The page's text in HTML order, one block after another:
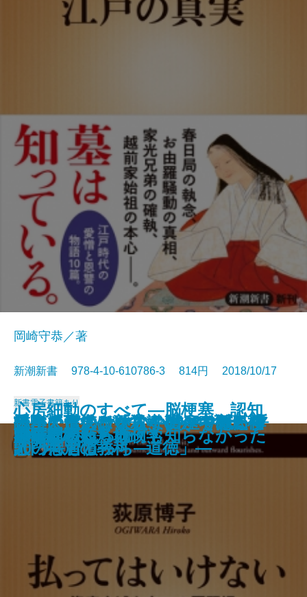
国家と教養
「あの世」と「この世」のあいだ
―たましいのふるさとを探して―
心房細動のすべて―脳梗塞、認知
症、心不全を招かないための12章
―
決定版 日中戦争
指導者の条件
眠れぬ夜のために―1967-2018
五百余の言葉―
イスラエルがすごい―マネーを呼
ぶイノベーション大国―
受験と進学の新常識―いま変わり
つつある12の現実―
米韓同盟消滅
墓が語る江戸の真実
岡崎守恭／著
新潮新書 978-4-10-610786-3 814円 2018/10/17
新書電子書籍あり
払ってはいけない―資産を減らす
50の悪習慣―
100歳の秘訣
AI時代の新・地政学
原爆 私たちは何も知らなかった
誰が「道徳」を殺すのか―徹底検
証「特別の教科 道徳」―
黙ってられるか
神社崩壊
日本人とドイツ人―比べてみたら
どっちもどっち―
甲子園という病
人生に信念はいらない―考える禅
入門―